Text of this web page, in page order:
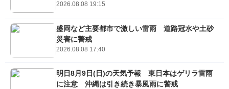
2026.08.08 19:15
盛岡など主要都市で激しい雷雨 道路冠水や土砂
災害に警戒
2026.08.08 17:40
明日8月9日(日)の天気予報 東日本はゲリラ雷雨
に注意 沖縄は引き続き暴風雨に警戒